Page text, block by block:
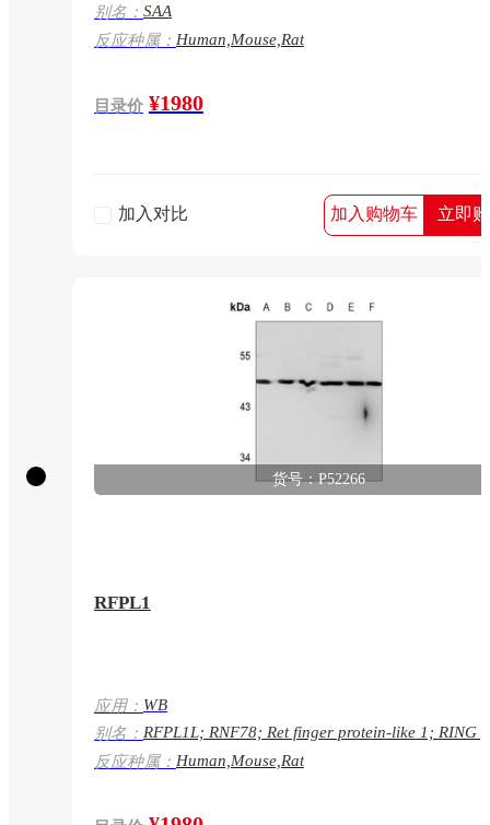
别名： SAA
反应种属： Human,Mouse,Rat
目录价 ¥1980
加入对比 加入购物车 立即
货号：P52266
RFPL1
应用： WB
别名： RFPL1L; RNF78; Ret finger protein-like 1; RING
protein 78;RFPL1
反应种属： Human,Mouse,Rat